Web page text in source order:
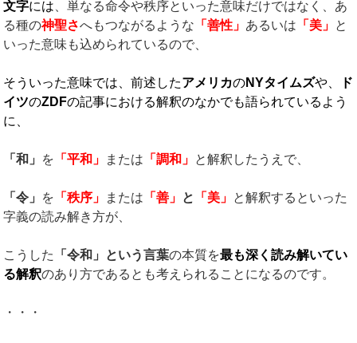
文字には、単なる命令や秩序といった意味だけではなく、あ
る種の神聖さへもつながるような 「善性」 あるいは 「美」 と
いった意味も込められているので、
そういった意味では、前述したアメリカのNYタイムズや、
ド
イツのZDFの記事における解釈のなかでも語られているよう
に、
「和」 を 「平和」 または 「調和」 と解釈したうえで、
「令」 を 「秩序」 または 「善」 と 「美」 と解釈するといった
字義の読み解き方が、
こうした 「令和」という言葉の本質を最も深く読み解いてい
る解釈のあり方であるとも考えられることになるのです。
・・・